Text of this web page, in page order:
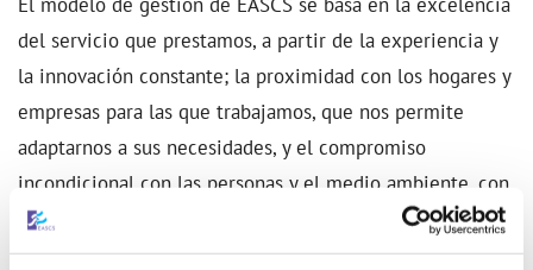
del servicio que prestamos, a partir de la experiencia y
la innovación constante; la proximidad con los hogares y
empresas para las que trabajamos, que nos permite
adaptarnos a sus necesidades, y el compromiso
incondicional con las personas y el medio ambiente, con
el cual queremos aportar nuestro grano de arena al
desarrollo sostenible.